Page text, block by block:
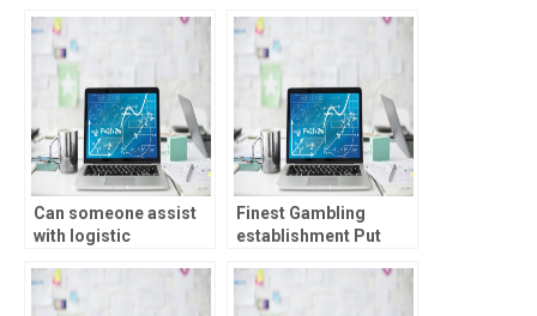
online?
Can someone assist
with logistic
homework?
Finest Gambling
establishment Put
12 The fresh Member
Brings During the